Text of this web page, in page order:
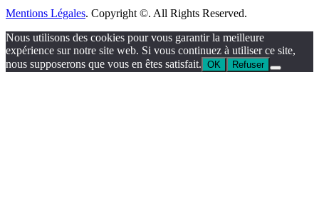
Mentions Légales. Copyright ©. All Rights Reserved.
Nous utilisons des cookies pour vous garantir la meilleure
expérience sur notre site web. Si vous continuez à utiliser ce site,
nous supposerons que vous en êtes satisfait. OK Refuser